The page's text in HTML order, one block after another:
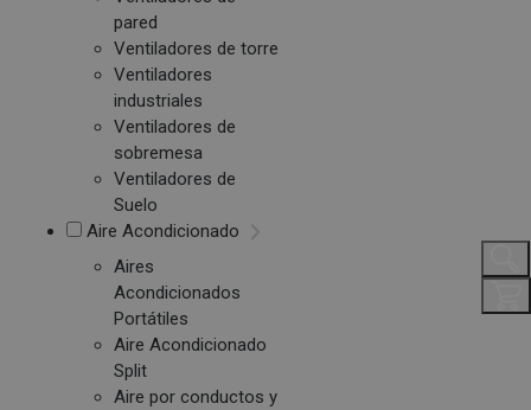
pared
Ventiladores de torre
Ventiladores
industriales
Ventiladores de
sobremesa
Ventiladores de
Suelo
Aire Acondicionado
Aires
Acondicionados
Portátiles
Aire Acondicionado
Split
Aire por conductos y